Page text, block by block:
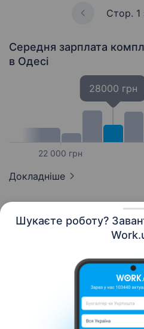
Шукаєте роботу?
Стор. 1
Середня зарплата
в Одесі
22 000 грн
28000 грн
Докладніше